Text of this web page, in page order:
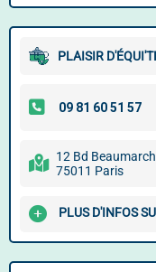
PLAISIR
12 Bd
75011 Paris
PLUS D'INFOS